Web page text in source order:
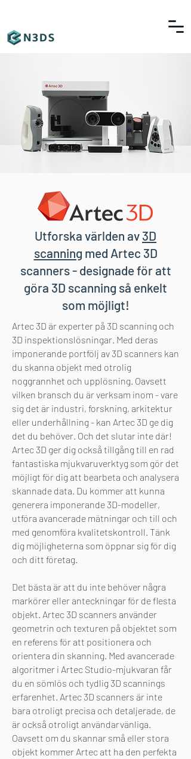
Utforska världen av 3D
scanning med Artec 3D
scanners - designade för att
göra 3D scanning så enkelt
som möjligt!
Artec 3D är experter på 3D scanning och
3D inspektionslösningar. Med deras
imponerande portfölj av 3D scanners kan
du skanna objekt med otrolig
noggrannhet och upplösning. Oavsett
vilken bransch du är verksam inom - vare
sig det är industri, forskning, arkitektur
eller underhållning - kan Artec 3D ge dig
det du behöver. Och det slutar inte där!
Artec 3D ger dig också tillgång till en rad
fantastiska mjukvaruverktyg som gör det
möjligt för dig att bearbeta och analysera
skannade data. Du kommer att kunna
generera imponerande 3D-modeller,
utföra avancerade mätningar och till och
med genomföra kvalitetskontroll. Tänk
dig möjligheterna som öppnar sig för dig
och ditt företag.
Det bästa är att du inte behöver några
markörer eller anteckningar för de flesta
objekt. Artec 3D scanners använder
geometrin och texturen på objektet som
en referens för att positionera och
orientera din skanning. Med avancerade
algoritmer i Artec Studio-mjukvaran får
du en sömlös och tydlig 3D scannings
erfarenhet. Artec 3D scanners är inte
bara otroligt precisa och detaljerade, de
är också otroligt användarvänliga.
Oavsett om du skannar små eller stora
objekt kommer Artec att ha den perfekta